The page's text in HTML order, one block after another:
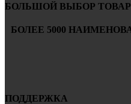
БОЛЬШОЙ ВЫБОР
БОЛЕЕ 5000
ПОДДЕРЖКА